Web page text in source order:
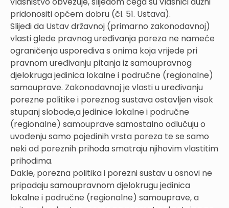
pridonositi općem dobru (čl. 51. Ustava).
Slijedi da Ustav državnoj (primarno zakonodavnoj)
vlasti glede pravnog uređivanja poreza ne nameće
ograničenja usporediva s onima koja vrijede pri
pravnom uređivanju pitanja iz samoupravnog
djelokruga jedinica lokalne i područne (regionalne)
samouprave. Zakonodavnoj je vlasti u uređivanju
porezne politike i poreznog sustava ostavljen visok
stupanj slobode,a jedinice lokalne i područne
(regionalne) samouprave samostalno odlučuju o
uvođenju samo pojedinih vrsta poreza te se samo
neki od poreznih prihoda smatraju njihovim vlastitim
prihodima.
Dakle, porezna politika i porezni sustav u osnovi ne
pripadaju samoupravnom djelokrugu jedinica
lokalne i područne (regionalne) samouprave, a